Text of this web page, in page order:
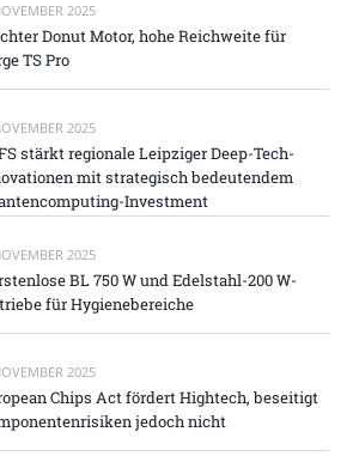
2025
Donut Motor, hohe Reichweite für
TS Pro
2025
stärkt regionale Leipziger Deep-Tech-
mit strategisch bedeutendem
Investment
2025
BL 750 W und Edelstahl-200 W-
für Hygienebereiche
2025
Chips Act fördert Hightech, beseitigt
jedoch nicht